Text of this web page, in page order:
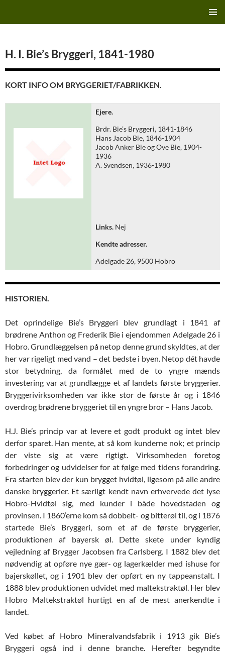
H. I. Bie’s Bryggeri, 1841-1980
KORT INFO OM BRYGGERIET/FABRIKKEN.
Ejere.
Brdr. Bie’s Bryggeri, 1841-1846
Hans Jacob Bie, 1846-1904
Jacob Anker Bie og Ove Bie, 1904-
1936
A. Svendsen, 1936-1980
Links. Nej
Kendte adresser.
Adelgade 26, 9500 Hobro
HISTORIEN.
Det oprindelige Bie’s Bryggeri blev grundlagt i 1841 af
brødrene Anthon og Frederik Bie i ejendommen Adelgade 26 i
Hobro. Grundlæggelsen på netop denne grund skyldtes, at der
her var rigeligt med vand – det bedste i byen. Netop dét havde
stor betydning, da formålet med de to yngre mænds
investering var at grundlægge et af landets første bryggerier.
Bryggerivirksomheden var ikke stor de første år og i 1846
overdrog brødrene bryggeriet til en yngre bror – Hans Jacob.
H.J. Bie’s princip var at levere et godt produkt og intet blev
derfor sparet. Han mente, at så kom kunderne nok; et princip
der viste sig at være rigtigt. Virksomheden foretog
forbedringer og udvidelser for at følge med tidens forandring.
Fra starten blev der kun brygget hvidtøl, ligesom på alle andre
danske bryggerier. Et særligt kendt navn erhvervede det lyse
Hobro-Hvidtøl sig, med kunder i både hovedstaden og
provinsen. I 1860’erne kom så dobbelt- og bitterøl til, og i 1876
startede Bie’s Bryggeri, som et af de første bryggerier,
produktionen af bayersk øl. Dette skete under kyndig
vejledning af Brygger Jacobsen fra Carlsberg. I 1882 blev det
nødvendig at opføre nye gær- og lagerkælder med ishuse for
bajerskøllet, og i 1901 blev der opført en ny tappeanstalt. I
1888 blev produktionen udvidet med maltekstraktøl. Her blev
Hobro Maltekstraktøl hurtigt en af de mest anerkendte i
landet.
Ved købet af Hobro Mineralvandsfabrik i 1913 gik Bie’s
Bryggeri også ind i denne branche. Herefter begyndte